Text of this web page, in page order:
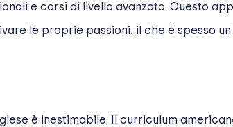
e corsi di livello avanzato. Questo
le proprie passioni, il che è spesso
è inestimabile. Il curriculum